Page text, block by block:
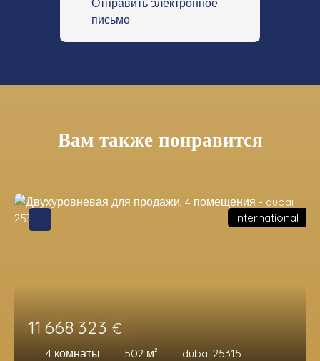
письмо
Вам также понравится
11 668 323 €
4 комнаты 502 м² dubai 25315
International